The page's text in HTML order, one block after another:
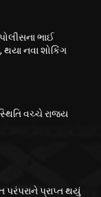
ભાઈ
નવા શોકિંગ
સ્થિતિ વચ્ચે રાજ્ય
પરંપરાને પ્રાપ્ત થયું